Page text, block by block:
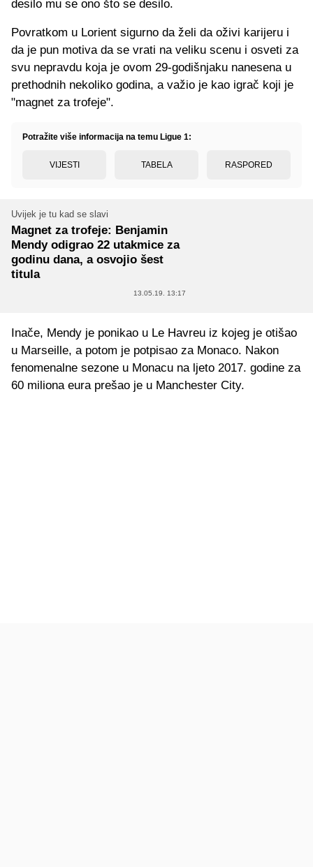
desilo mu se ono što se desilo.
Povratkom u Lorient sigurno da želi da oživi karijeru i
da je pun motiva da se vrati na veliku scenu i osveti za
svu nepravdu koja je ovom 29-godišnjaku nanesena u
prethodnih nekoliko godina, a važio je kao igrač koji je
"magnet za trofeje".
Potražite više informacija na temu Ligue 1:
VIJESTI TABELA RASPORED
Uvijek je tu kad se slavi
Magnet za trofeje: Benjamin
Mendy odigrao 22 utakmice za
godinu dana, a osvojio šest
titula
13.05.19. 13:17
Inače, Mendy je ponikao u Le Havreu iz kojeg je otišao
u Marseille, a potom je potpisao za Monaco. Nakon
fenomenalne sezone u Monacu na ljeto 2017. godine za
60 miliona eura prešao je u Manchester City.